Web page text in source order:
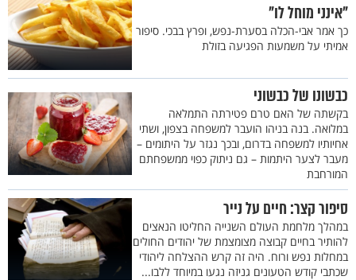
"אינני מוחל לו"
כך אמר אבי-הכלה בסערת-נפש, ופרץ בבכי. סיפור
אמיתי על משמעות הפגיעה בזולת
כבשונו של כבשוני
בקשתה של האם טרם פטירתה התמלאה
במלואה. בנה בניהו הועבר למשפחה בצפון, ושתי
אחיותיו למשפחה בדרום, ובכך נגזר על היתומים –
מעבר לצער היתמות – גם ניתוק כפוי ממשפחתם
המורחבת
סיפור קצר: חיים על נייר
במהלך מלחמת העולם השנייה החליטו הנאצים
להותיר בחיים קבוצה מצומצמת של יהודים החולים
במחלות נפש ורוח. היה זה קרש ההצלחה ליהודי
שכתבי קודש הטעונים גניזה נגעו במיוחד ללבו...